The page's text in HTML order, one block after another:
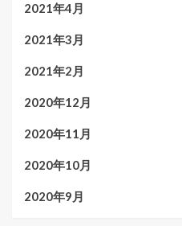
2021年4月
2021年3月
2021年2月
2020年12月
2020年11月
2020年10月
2020年9月